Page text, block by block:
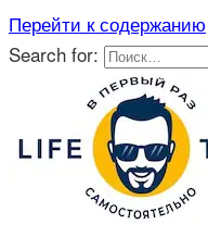
Перейти к содержанию
Search for: